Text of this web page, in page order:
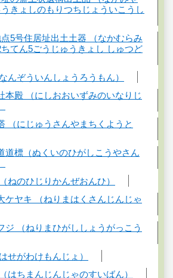
きょしのもりつちじょういこうし
5号住居址出土土器 （なかむらみ
てん5ごうじゅうきょし しゅつど
んぞういんしょうろうもん）
本殿 （にしおおいずみのいなりじ
（にじゅうさんやまちくようと
道標（ぬくいのひがしこうやさん
ねのひじりかんぜおんひ）
ケヤキ （ねりまはくさんじんじゃ
ジ （ねりまひがししょうがっこう
せがわけもんじょ）
はちまんじんじゃのすいばん）